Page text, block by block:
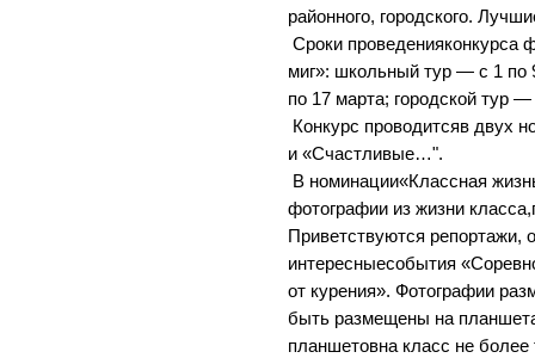
районного, городского.
Сроки проведенияконкурса
миг»: школьный тур — с 1 по
по 17 марта; городской тур
Конкурс проводитсяв двух
и «Счастливые…".
В номинации«Классная
фотографии из жизни
Приветствуются
интересныесобытия
от курения». Фотографии
быть размещены на
планшетовна класс не